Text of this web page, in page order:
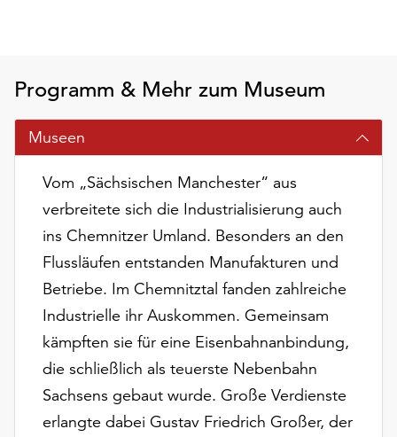
Dafür
Ihnen
am
Ende
Seite
Schaltfläche
„Cookie-
Einstellungen“
Verfügung.
Funktionale
Cookies
werden
auch
Programm & Mehr zum Museum
Museen
Vom „Sächsischen Manchester“ aus
verbreitete sich die Industrialisierung auch
ins Chemnitzer Umland. Besonders an den
Flussläufen entstanden Manufakturen und
Betriebe. Im Chemnitztal fanden zahlreiche
Industrielle ihr Auskommen. Gemeinsam
kämpften sie für eine Eisenbahnanbindung,
die schließlich als teuerste Nebenbahn
Sachsens gebaut wurde. Große Verdienste
erlangte dabei Gustav Friedrich Großer, der